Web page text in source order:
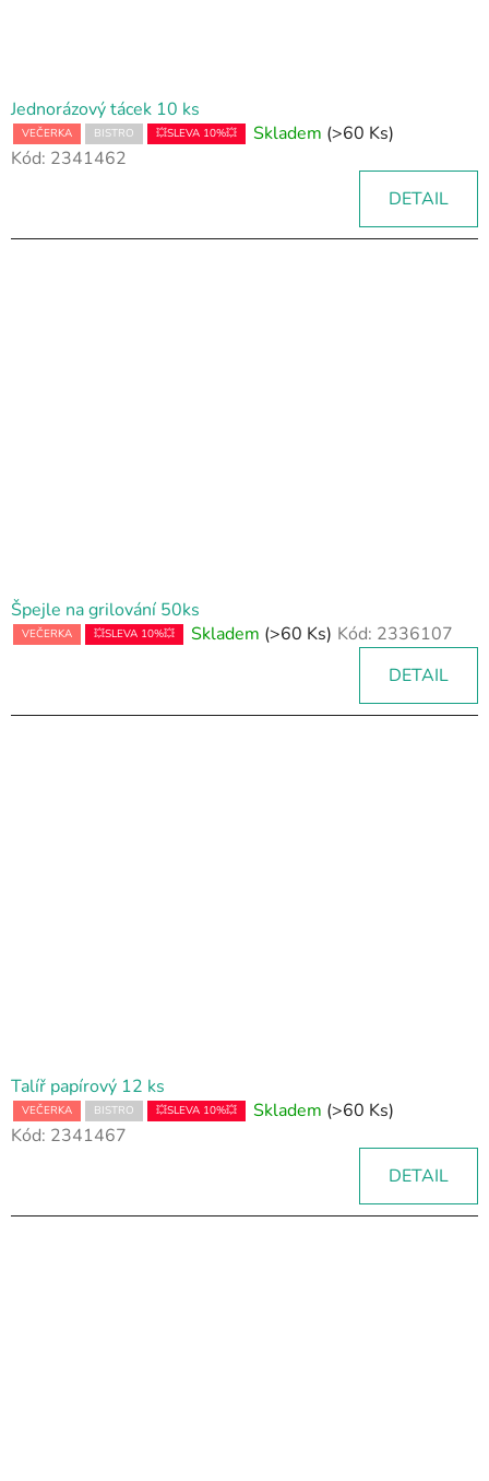
Jednorázový tácek 10 ks
VEČERKA BISTRO 💥SLEVA 10%💥 Skladem (>60 Ks)
Kód: 2341462
DETAIL
Špejle na grilování 50ks
VEČERKA 💥SLEVA 10%💥 Skladem (>60 Ks) Kód: 2336107
DETAIL
Talíř papírový 12 ks
VEČERKA BISTRO 💥SLEVA 10%💥 Skladem (>60 Ks)
Kód: 2341467
DETAIL